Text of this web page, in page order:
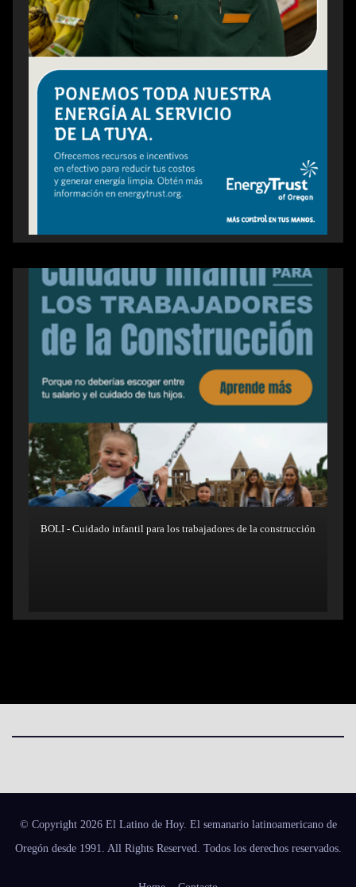
BOLI - Cuidado infantil para los trabajadores de la construcción
© Copyright 2026 El Latino de Hoy. El semanario latinoamericano de
Oregón desde 1991. All Rights Reserved. Todos los derechos reservados.